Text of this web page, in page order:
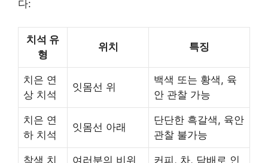
다:
치석 유
형
위치 특징
치은 연
상 치석
잇몸선 위
백색 또는 황색, 육
안 관찰 가능
치은 연
하 치석
잇몸선 아래
단단한 흑갈색, 육안
관찰 불가능
착색 치
여러분의 비위
커피, 차, 담배로 인